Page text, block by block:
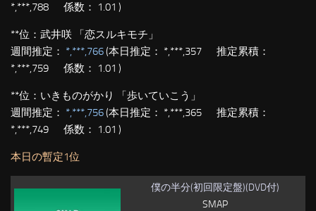
*,***,788 係数： 1.01 )
**位： 武井咲 「恋スルキモチ」
週間推定： *,***,766(本日推定： *,***,357 推定累積：
*,***,759 係数： 1.01 )
**位： いきものがかり 「歩いていこう」
週間推定： *,***,756(本日推定： *,***,365 推定累積：
*,***,749 係数： 1.01 )
本日の暫定1位
僕の半分(初回限定盤)(DVD付)
SMAP